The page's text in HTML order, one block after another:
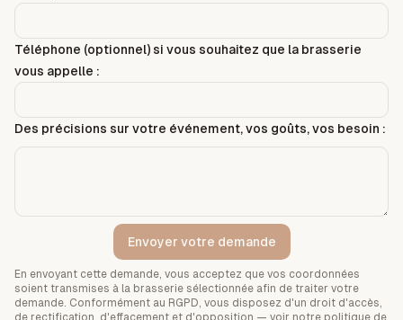
Téléphone (optionnel) si vous souhaitez que la brasserie
vous appelle :
Des précisions sur votre événement, vos goûts, vos besoin :
Envoyer votre demande
En envoyant cette demande, vous acceptez que vos coordonnées
soient transmises à la brasserie sélectionnée afin de traiter votre
demande. Conformément au RGPD, vous disposez d'un droit d'accès,
de rectification, d'effacement et d'opposition — voir notre politique de